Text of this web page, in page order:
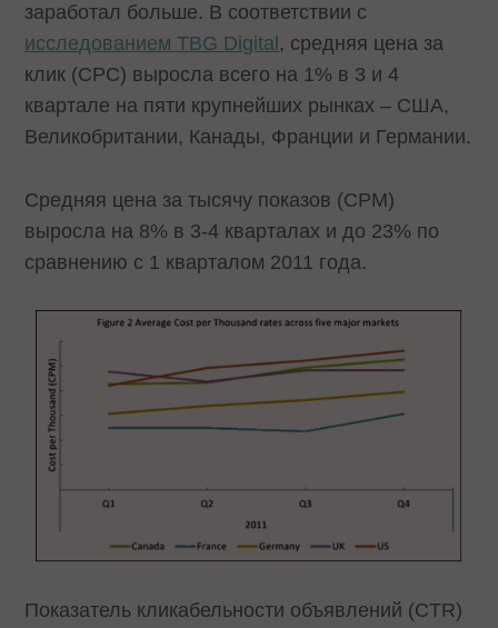
заработал больше. В соответствии с
исследованием TBG Digital , средняя цена за
клик (CPC) выросла всего на 1% в 3 и 4
квартале на пяти крупнейших рынках – США,
Великобритании, Канады, Франции и Германии.
Средняя цена за тысячу показов (CPM)
выросла на 8% в 3-4 кварталах и до 23% по
сравнению с 1 кварталом 2011 года.
Показатель кликабельности объявлений (CTR)